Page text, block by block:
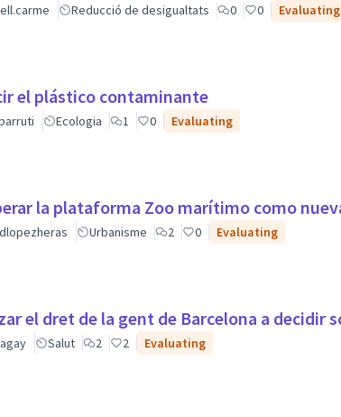
Reducció de desigualtats 0 0 Evaluating
el plástico contaminante
Ecologia 1 0 Evaluating
la plataforma Zoo marítimo como
Urbanisme 2 0 Evaluating
el dret de la gent de Barcelona a decidir
Salut 2 2 Evaluating